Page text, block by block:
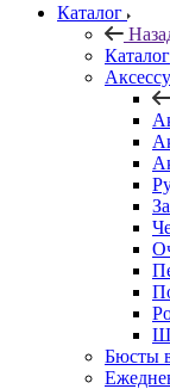
Каталог
Каталог
Бюсты